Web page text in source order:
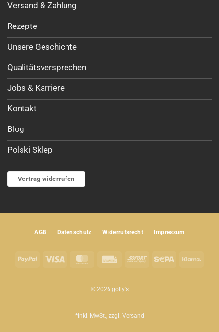
Versand & Zahlung
Rezepte
Unsere Geschichte
Qualitätsversprechen
Jobs & Karriere
Kontakt
Blog
Polski Sklep
Vertrag widerrufen
AGB Datenschutz Widerrufsrecht Impressum
PayPal Visa MasterCardRechungSofort Sepa
© 2026 golly's
*inkl. MwSt., zzgl. Versand